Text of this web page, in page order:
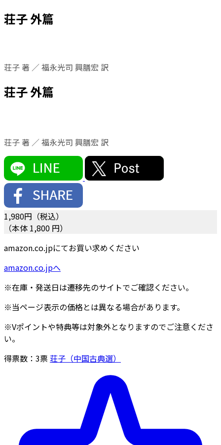
荘子 外篇
荘子 著 ／ 福永光司 興膳宏 訳
荘子 外篇
荘子 著 ／ 福永光司 興膳宏 訳
1,980円（税込）
（本体 1,800 円）
amazon.co.jpにてお買い求めください
amazon.co.jpへ
※在庫・発送日は遷移先のサイトでご確認ください。
※当ページ表示の価格とは異なる場合があります。
※Vポイントや特典等は対象外となりますのでご注意くださ
い。
得票数： 3票荘子（中国古典選）